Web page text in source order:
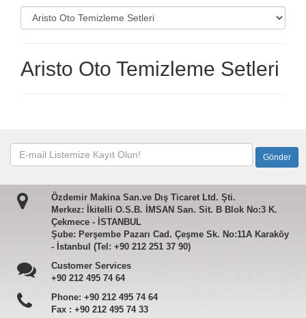
Aristo Oto Temizleme Setleri
Özdemir Makina San.ve Dış Ticaret Ltd. Şti.
Merkez: İkitelli O.S.B. İMSAN San. Sit. B Blok No:3 K.
Çekmece - İSTANBUL
Şube: Perşembe Pazarı Cad. Çeşme Sk. No:11A Karaköy
- İstanbul (Tel: +90 212 251 37 90)
Customer Services
+90 212 495 74 64
Phone: +90 212 495 74 64
Fax : +90 212 495 74 33